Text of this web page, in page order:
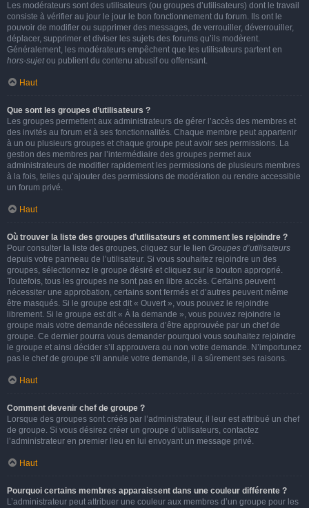
Les modérateurs sont des utilisateurs (ou groupes d’utilisateurs) dont le travail
consiste à vérifier au jour le jour le bon fonctionnement du forum. Ils ont le
pouvoir de modifier ou supprimer des messages, de verrouiller, déverrouiller,
déplacer, supprimer et diviser les sujets des forums qu’ils modèrent.
Généralement, les modérateurs empêchent que les utilisateurs partent en
hors-sujetou publient du contenu abusif ou offensant.
Haut
Que sont les groupes d’utilisateurs ?
Les groupes permettent aux administrateurs de gérer l’accès des membres et
des invités au forum et à ses fonctionnalités. Chaque membre peut appartenir
à un ou plusieurs groupes et chaque groupe peut avoir ses permissions. La
gestion des membres par l’intermédiaire des groupes permet aux
administrateurs de modifier rapidement les permissions de plusieurs membres
à la fois, telles qu’ajouter des permissions de modération ou rendre accessible
un forum privé.
Haut
Où trouver la liste des groupes d’utilisateurs et comment les rejoindre ?
Pour consulter la liste des groupes, cliquez sur le lien Groupes d’utilisateurs
depuis votre panneau de l’utilisateur. Si vous souhaitez rejoindre un des
groupes, sélectionnez le groupe désiré et cliquez sur le bouton approprié.
Toutefois, tous les groupes ne sont pas en libre accès. Certains peuvent
nécessiter une approbation, certains sont fermés et d’autres peuvent même
être masqués. Si le groupe est dit « Ouvert », vous pouvez le rejoindre
librement. Si le groupe est dit « À la demande », vous pouvez rejoindre le
groupe mais votre demande nécessitera d’être approuvée par un chef de
groupe. Ce dernier pourra vous demander pourquoi vous souhaitez rejoindre
le groupe et ainsi décider s’il approuvera ou non votre demande. N’importunez
pas le chef de groupe s’il annule votre demande, il a sûrement ses raisons.
Haut
Comment devenir chef de groupe ?
Lorsque des groupes sont créés par l’administrateur, il leur est attribué un chef
de groupe. Si vous désirez créer un groupe d’utilisateurs, contactez
l’administrateur en premier lieu en lui envoyant un message privé.
Haut
Pourquoi certains membres apparaissent dans une couleur différente ?
L’administrateur peut attribuer une couleur aux membres d’un groupe pour les